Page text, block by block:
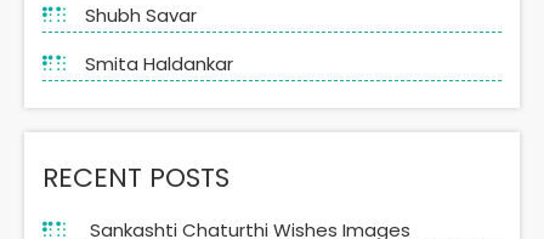
Shubh Savar
Smita Haldankar
RECENT POSTS
Sankashti Chaturthi Wishes Images